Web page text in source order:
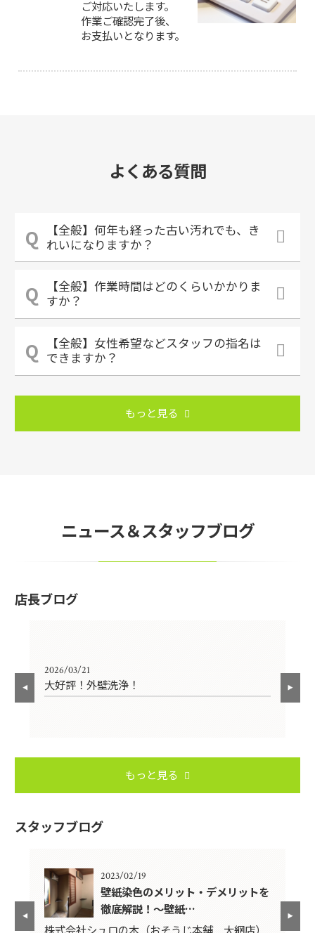
ご対応いたします。
作業ご確認完了後、
お支払いとなります。
よくある質問
【全般】何年も経った古い汚れでも、き
れいになりますか？
【全般】作業時間はどのくらいかかりま
すか？
【全般】女性希望などスタッフの指名は
できますか？
もっと見る
ニュース＆スタッフブログ
店長ブログ
2026/03/21
大好評！外壁洗浄！
もっと見る
スタッフブログ
2023/02/19
壁紙染色のメリット・デメリットを
徹底解説！～壁紙…
株式会社シュロの木（おそうじ本舗 大網店）